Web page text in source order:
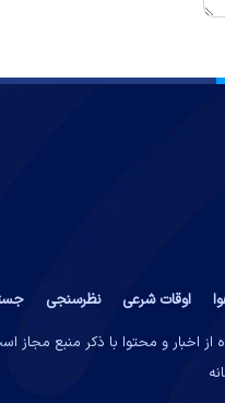
اوقات شرعی نظرسنجی
از اخبار و محتوا با ذکر منبع مجاز